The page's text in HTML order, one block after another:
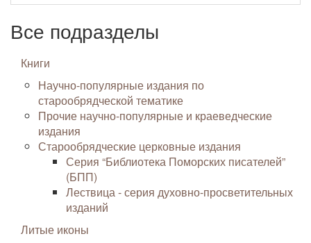
Все подразделы
Книги
Научно-популярные издания по
старообрядческой тематике
Прочие научно-популярные и краеведческие
издания
Старообрядческие церковные издания
Серия “Библиотека Поморских писателей”
(БПП)
Лествица - серия духовно-просветительных
изданий
Литые иконы